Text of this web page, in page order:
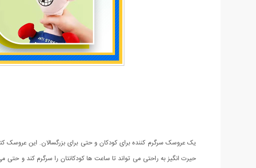
یک عروسک سرگرم کننده برای کودکان و حتی برای بزرگسالان. این
حیرت انگیز به راحتی می تواند تا ساعت ها کودکانتان را سرگرم کند